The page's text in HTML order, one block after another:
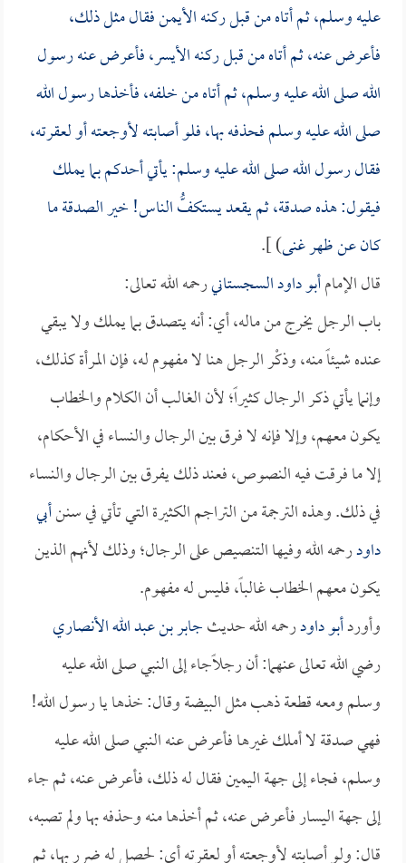
عليه وسلم، ثم أتاه من قبل ركنه الأيمن فقال مثل ذلك،
فأعرض عنه، ثم أتاه من قبل ركنه الأيسر، فأعرض عنه رسول
الله صلى الله عليه وسلم، ثم أتاه من خلفه، فأخذها رسول الله
صلى الله عليه وسلم فحذفه بها، فلو أصابته لأوجعته أو لعقرته،
فقال رسول الله صلى الله عليه وسلم: يأتي أحدكم بما يملك
فيقول: هذه صدقة، ثم يقعد يستكفُّ الناس! خير الصدقة ما
كان عن ظهر غنى) ].
قال الإمامأبو داود السجستانيرحمه الله تعالى:
باب الرجل يخرج من ماله، أي: أنه يتصدق بما يملك ولا يبقي
عنده شيئاً منه، وذكْر الرجل هنا لا مفهوم له، فإن المرأة كذلك،
وإنما يأتي ذكر الرجال كثيراً؛ لأن الغالب أن الكلام والخطاب
يكون معهم، وإلا فإنه لا فرق بين الرجال والنساء في الأحكام،
إلا ما فرقت فيه النصوص، فعند ذلك يفرق بين الرجال والنساء
في ذلك. وهذه الترجمة من التراجم الكثيرة التي تأتي في سننأبي
داودرحمه الله وفيها التنصيص على الرجال؛ وذلك لأنهم الذين
يكون معهم الخطاب غالباً، فليس له مفهوم.
وأوردأبو داودرحمه الله حديثجابر بن عبد الله الأنصاري
رضي الله تعالى عنهما: أن رجلاًجاء إلى النبي صلى الله عليه
وسلم ومعه قطعة ذهب مثل البيضة وقال: خذها يا رسول الله!
فهي صدقة لا أملك غيرها فأعرض عنه النبي صلى الله عليه
وسلم، فجاء إلى جهة اليمين فقال له ذلك، فأعرض عنه، ثم جاء
إلى جهة اليسار فأعرض عنه، ثم أخذها منه وحذفه بها ولم تصبه،